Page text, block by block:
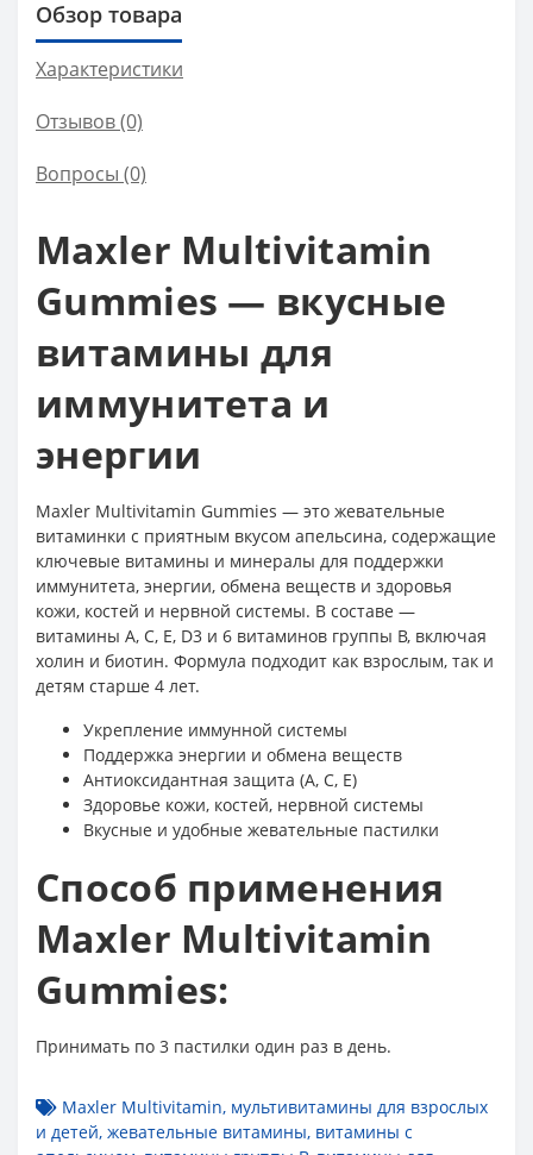
Обзор товара
Характеристики
Отзывов (0)
Вопросы (0)
Maxler Multivitamin
Gummies — вкусные
витамины для
иммунитета и
энергии
Maxler Multivitamin Gummies — это жевательные
витаминки с приятным вкусом апельсина, содержащие
ключевые витамины и минералы для поддержки
иммунитета, энергии, обмена веществ и здоровья
кожи, костей и нервной системы. В составе —
витамины A, C, E, D3 и 6 витаминов группы B, включая
холин и биотин. Формула подходит как взрослым, так и
детям старше 4 лет.
Укрепление иммунной системы
Поддержка энергии и обмена веществ
Антиоксидантная защита (A, C, E)
Здоровье кожи, костей, нервной системы
Вкусные и удобные жевательные пастилки
Способ применения
Maxler Multivitamin
Gummies:
Принимать по 3 пастилки один раз в день.
Maxler Multivitamin, мультивитамины для взрослых
и детей, жевательные витамины, витамины с